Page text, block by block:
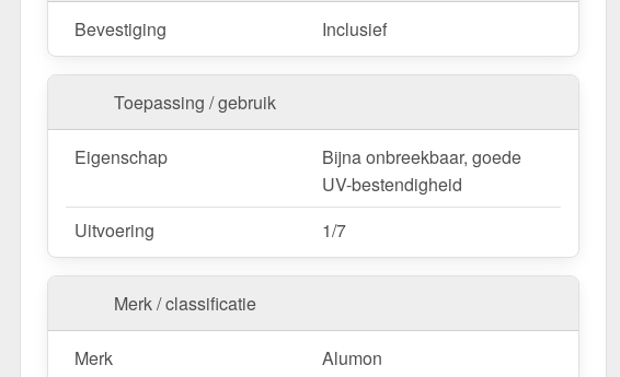
Bevestiging Inclusief
Toepassing / gebruik
Eigenschap
Bijna onbreekbaar, goede
UV-bestendigheid
Uitvoering
1/7
Merk / classificatie
Merk Alumon